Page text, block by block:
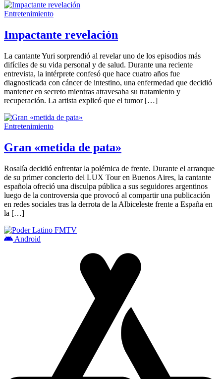
Entretenimiento
Impactante revelación
La cantante Yuri sorprendió al revelar uno de los episodios más
difíciles de su vida personal y de salud. Durante una reciente
entrevista, la intérprete confesó que hace cuatro años fue
diagnosticada con cáncer de intestino, una enfermedad que decidió
mantener en secreto mientras atravesaba su tratamiento y
recuperación. La artista explicó que el tumor […]
Entretenimiento
Gran «metida de pata»
Rosalía decidió enfrentar la polémica de frente. Durante el arranque
de su primer concierto del LUX Tour en Buenos Aires, la cantante
española ofreció una disculpa pública a sus seguidores argentinos
luego de la controversia que provocó al compartir una publicación
en redes sociales tras la derrota de la Albiceleste frente a España en
la […]
Android